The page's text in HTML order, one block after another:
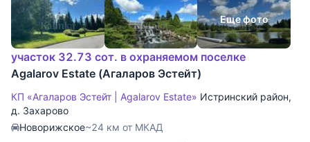
Еще фото
участок 32.73 сот. в охраняемом поселке
Agalarov Estate (Агаларов Эстейт)
КП «Агаларов Эстейт | Agalarov Estate» Истринский район,
д. Захарово
Новорижское~24 км от МКАД